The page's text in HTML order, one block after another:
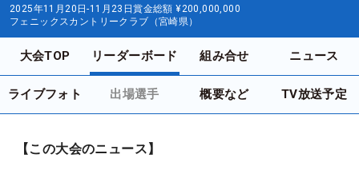
2025年11月20日-11月23日賞金総額 ¥200,000,000
フェニックスカントリークラブ（宮崎県）
大会TOP リーダーボード 組み合せ ニュース
ライブフォト 出場選手 概要など TV放送予定
【この大会のニュース】